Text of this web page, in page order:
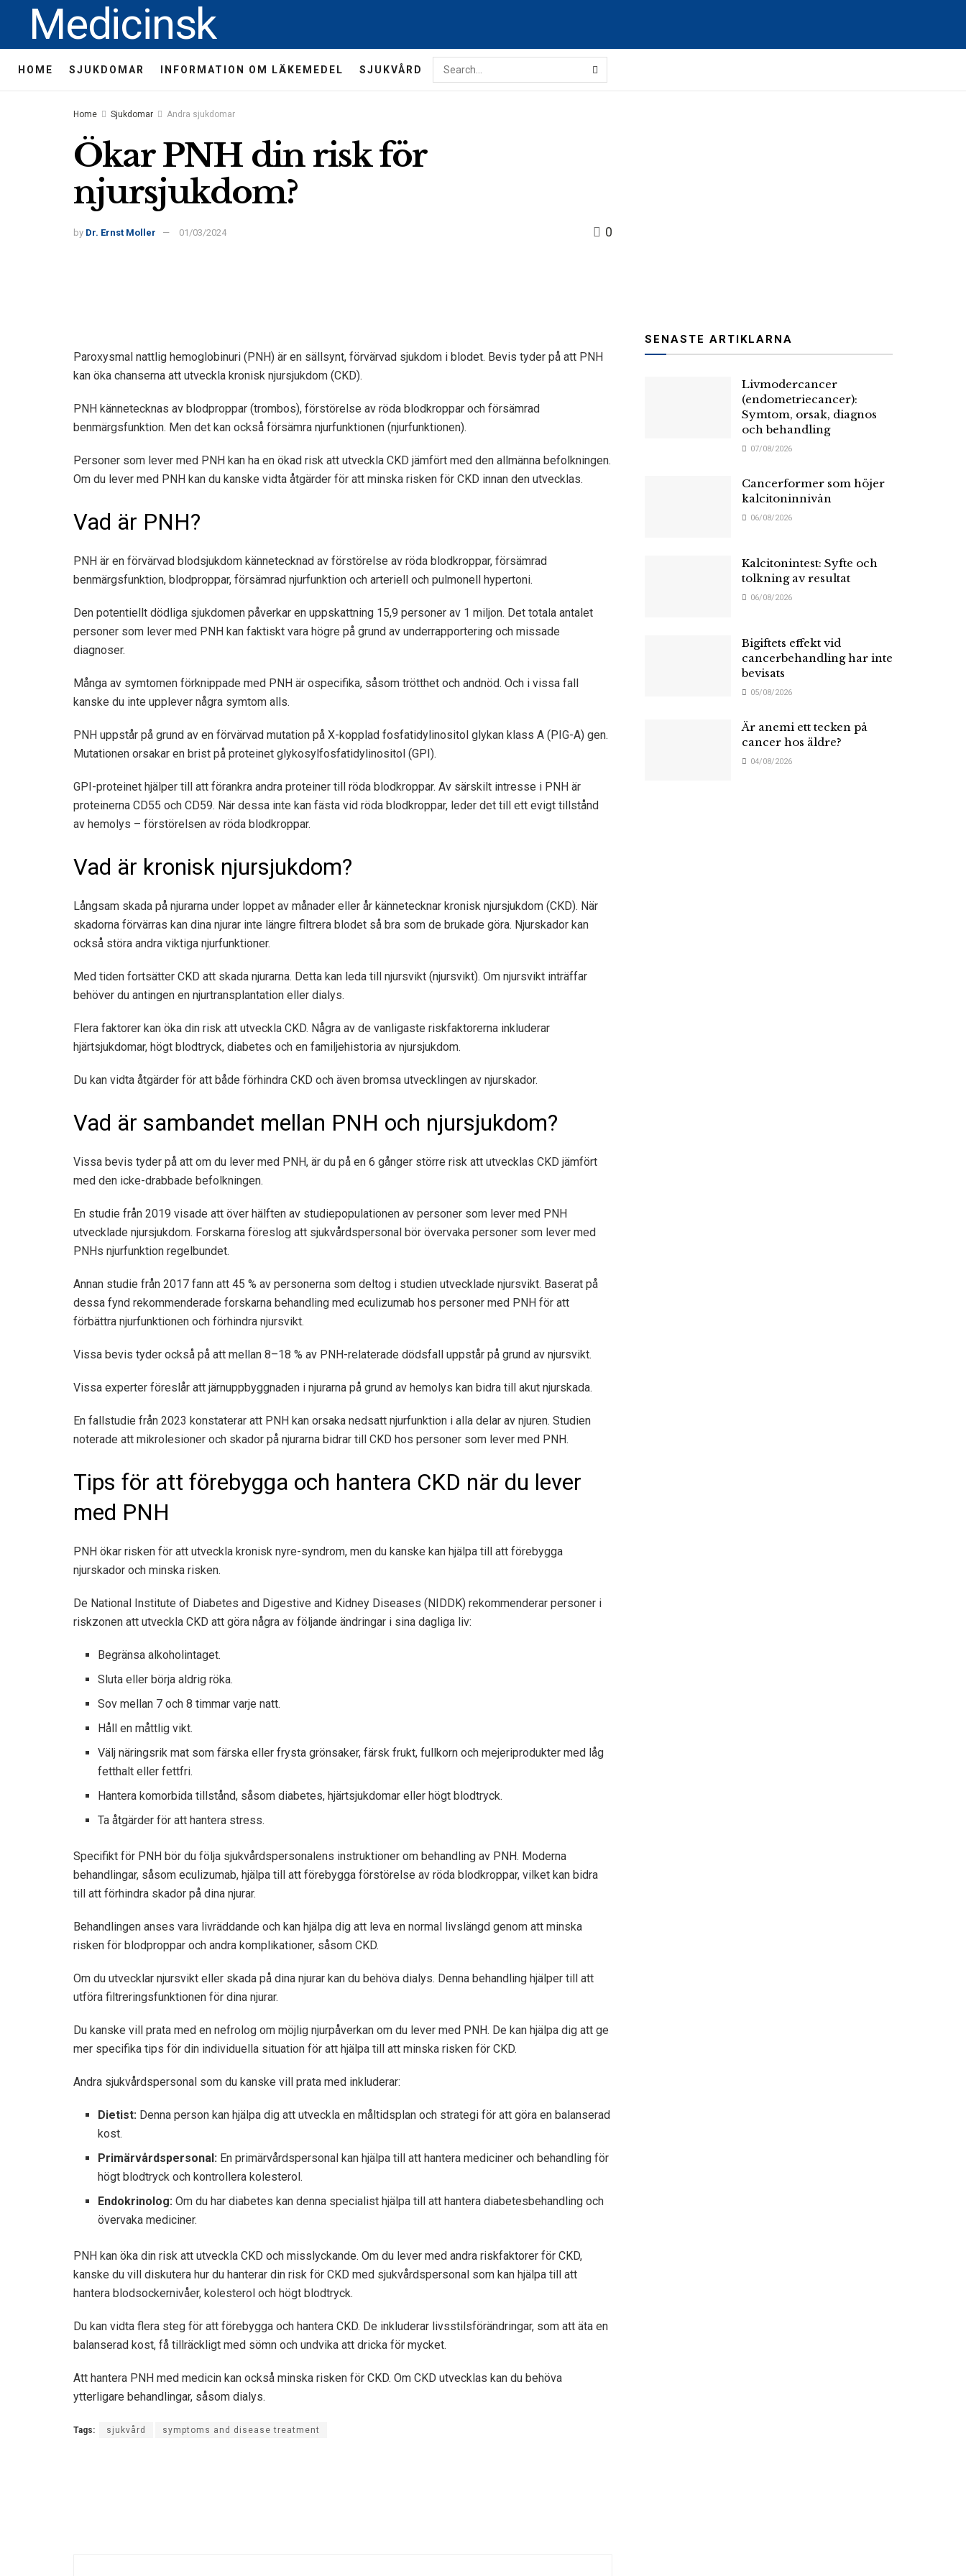
Medicinsk
HOME SJUKDOMAR INFORMATION OM LÄKEMEDEL SJUKVÅRD
Home Sjukdomar Andra sjukdomar
Ökar PNH din risk för
njursjukdom?
by Dr. Ernst Moller 01/03/2024 0
Paroxysmal nattlig hemoglobinuri (PNH) är en sällsynt, förvärvad sjukdom i blodet. Bevis tyder på att PNH
kan öka chanserna att utveckla kronisk njursjukdom (CKD).
PNH kännetecknas av blodproppar (trombos), förstörelse av röda blodkroppar och försämrad
benmärgsfunktion. Men det kan också försämra njurfunktionen (njurfunktionen).
Personer som lever med PNH kan ha en ökad risk att utveckla CKD jämfört med den allmänna befolkningen.
Om du lever med PNH kan du kanske vidta åtgärder för att minska risken för CKD innan den utvecklas.
Vad är PNH?
PNH är en förvärvad blodsjukdom kännetecknad av förstörelse av röda blodkroppar, försämrad
benmärgsfunktion, blodproppar, försämrad njurfunktion och arteriell och pulmonell hypertoni.
Den potentiellt dödliga sjukdomen påverkar en uppskattning 15,9 personer av 1 miljon. Det totala antalet
personer som lever med PNH kan faktiskt vara högre på grund av underrapportering och missade
diagnoser.
Många av symtomen förknippade med PNH är ospecifika, såsom trötthet och andnöd. Och i vissa fall
kanske du inte upplever några symtom alls.
PNH uppstår på grund av en förvärvad mutation på X-kopplad fosfatidylinositol glykan klass A (PIG-A) gen.
Mutationen orsakar en brist på proteinet glykosylfosfatidylinositol (GPI).
GPI-proteinet hjälper till att förankra andra proteiner till röda blodkroppar. Av särskilt intresse i PNH är
proteinerna CD55 och CD59. När dessa inte kan fästa vid röda blodkroppar, leder det till ett evigt tillstånd
av hemolys – förstörelsen av röda blodkroppar.
Vad är kronisk njursjukdom?
Långsam skada på njurarna under loppet av månader eller år kännetecknar kronisk njursjukdom (CKD). När
skadorna förvärras kan dina njurar inte längre filtrera blodet så bra som de brukade göra. Njurskador kan
också störa andra viktiga njurfunktioner.
Med tiden fortsätter CKD att skada njurarna. Detta kan leda till njursvikt (njursvikt). Om njursvikt inträffar
behöver du antingen en njurtransplantation eller dialys.
Flera faktorer kan öka din risk att utveckla CKD. Några av de vanligaste riskfaktorerna inkluderar
hjärtsjukdomar, högt blodtryck, diabetes och en familjehistoria av njursjukdom.
Du kan vidta åtgärder för att både förhindra CKD och även bromsa utvecklingen av njurskador.
Vad är sambandet mellan PNH och njursjukdom?
Vissa bevis tyder på att om du lever med PNH, är du på en 6 gånger större risk att utvecklas CKD jämfört
med den icke-drabbade befolkningen.
En studie från 2019 visade att över hälften av studiepopulationen av personer som lever med PNH
utvecklade njursjukdom. Forskarna föreslog att sjukvårdspersonal bör övervaka personer som lever med
PNHs njurfunktion regelbundet.
Annan studie från 2017 fann att 45 % av personerna som deltog i studien utvecklade njursvikt. Baserat på
dessa fynd rekommenderade forskarna behandling med eculizumab hos personer med PNH för att
förbättra njurfunktionen och förhindra njursvikt.
Vissa bevis tyder också på att mellan 8–18 % av PNH-relaterade dödsfall uppstår på grund av njursvikt.
Vissa experter föreslår att järnuppbyggnaden i njurarna på grund av hemolys kan bidra till akut njurskada.
En fallstudie från 2023 konstaterar att PNH kan orsaka nedsatt njurfunktion i alla delar av njuren. Studien
noterade att mikrolesioner och skador på njurarna bidrar till CKD hos personer som lever med PNH.
Tips för att förebygga och hantera CKD när du lever
med PNH
PNH ökar risken för att utveckla kronisk nyre-syndrom, men du kanske kan hjälpa till att förebygga
njurskador och minska risken.
De National Institute of Diabetes and Digestive and Kidney Diseases (NIDDK) rekommenderar personer i
riskzonen att utveckla CKD att göra några av följande ändringar i sina dagliga liv:
Begränsa alkoholintaget.
Sluta eller börja aldrig röka.
Sov mellan 7 och 8 timmar varje natt.
Håll en måttlig vikt.
Välj näringsrik mat som färska eller frysta grönsaker, färsk frukt, fullkorn och mejeriprodukter med låg
fetthalt eller fettfri.
Hantera komorbida tillstånd, såsom diabetes, hjärtsjukdomar eller högt blodtryck.
Ta åtgärder för att hantera stress.
Specifikt för PNH bör du följa sjukvårdspersonalens instruktioner om behandling av PNH. Moderna
behandlingar, såsom eculizumab, hjälpa till att förebygga förstörelse av röda blodkroppar, vilket kan bidra
till att förhindra skador på dina njurar.
Behandlingen anses vara livräddande och kan hjälpa dig att leva en normal livslängd genom att minska
risken för blodproppar och andra komplikationer, såsom CKD.
Om du utvecklar njursvikt eller skada på dina njurar kan du behöva dialys. Denna behandling hjälper till att
utföra filtreringsfunktionen för dina njurar.
Du kanske vill prata med en nefrolog om möjlig njurpåverkan om du lever med PNH. De kan hjälpa dig att ge
mer specifika tips för din individuella situation för att hjälpa till att minska risken för CKD.
Andra sjukvårdspersonal som du kanske vill prata med inkluderar:
Dietist: Denna person kan hjälpa dig att utveckla en måltidsplan och strategi för att göra en balanserad
kost.
Primärvårdspersonal: En primärvårdspersonal kan hjälpa till att hantera mediciner och behandling för
högt blodtryck och kontrollera kolesterol.
Endokrinolog: Om du har diabetes kan denna specialist hjälpa till att hantera diabetesbehandling och
övervaka mediciner.
PNH kan öka din risk att utveckla CKD och misslyckande. Om du lever med andra riskfaktorer för CKD,
kanske du vill diskutera hur du hanterar din risk för CKD med sjukvårdspersonal som kan hjälpa till att
hantera blodsockernivåer, kolesterol och högt blodtryck.
Du kan vidta flera steg för att förebygga och hantera CKD. De inkluderar livsstilsförändringar, som att äta en
balanserad kost, få tillräckligt med sömn och undvika att dricka för mycket.
Att hantera PNH med medicin kan också minska risken för CKD. Om CKD utvecklas kan du behöva
ytterligare behandlingar, såsom dialys.
Tags: sjukvård symptoms and disease treatment
SENASTE ARTIKLARNA
Livmodercancer
(endometriecancer):
Symtom, orsak, diagnos
och behandling
07/08/2026
Cancerformer som höjer
kalcitoninnivån
06/08/2026
Kalcitonintest: Syfte och
tolkning av resultat
06/08/2026
Bigiftets effekt vid
cancerbehandling har inte
bevisats
05/08/2026
Är anemi ett tecken på
cancer hos äldre?
04/08/2026